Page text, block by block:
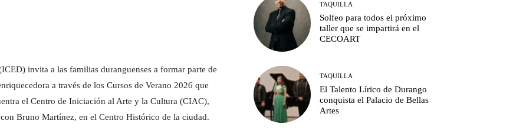
invita a las familias duranguenses a formar parte de
a través de los Cursos de Verano 2026 que
el Centro de Iniciación al Arte y la Cultura (CIAC),
Bruno Martínez, en el Centro Histórico de la ciudad.
TAQUILLA
Solfeo para todos el próximo
taller que se impartirá en el
CECOART
TAQUILLA
El Talento Lírico de Durango
conquista el Palacio de Bellas
Artes